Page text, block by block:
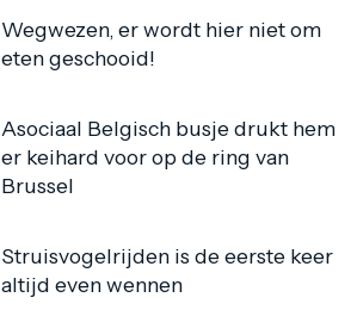
Wegwezen, er wordt hier niet om
eten geschooid!
Asociaal Belgisch busje drukt hem
er keihard voor op de ring van
Brussel
Struisvogelrijden is de eerste keer
altijd even wennen